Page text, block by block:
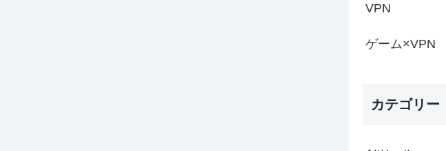
VPN
ゲーム×VPN
カテゴリー